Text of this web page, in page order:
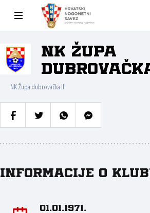
NK Župa
NK Župa dubrovačka III
Informacije o
01.01.1971.